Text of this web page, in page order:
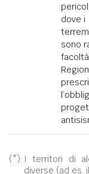
dove i
sono
(*): I territori di
diverse (ad es. il